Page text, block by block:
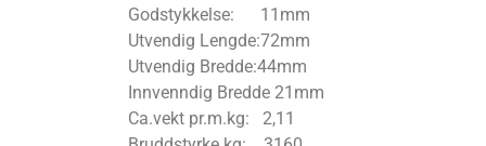
Godstykkelse: 11mm
Utvendig Lengde:72mm
Utvendig Bredde:44mm
Innvenndig Bredde 21mm
Ca.vekt pr.m.kg: 2,11